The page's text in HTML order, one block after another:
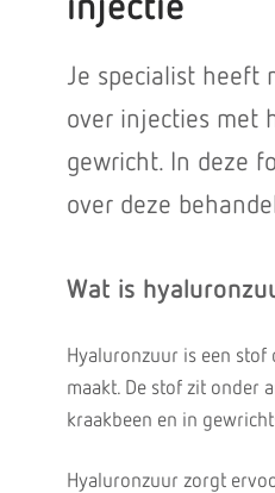
injectie
Je specialist heeft
over injecties met
gewricht. In deze
over deze
Wat is
Hyaluronzuur is een stof
maakt. De stof zit onder
kraakbeen en in
Hyaluronzuur zorgt